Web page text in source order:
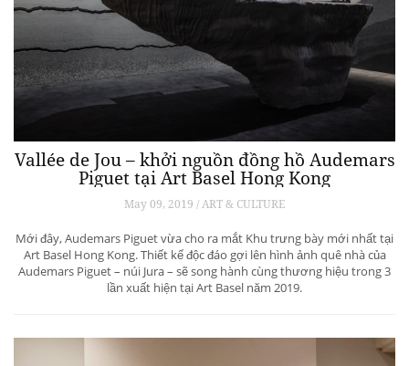
Vallée de Jou – khởi nguồn đồng hồ Audemars
Piguet tại Art Basel Hong Kong
May 09, 2019 / ART & CULTURE
Mới đây, Audemars Piguet vừa cho ra mắt Khu trưng bày mới nhất tại
Art Basel Hong Kong. Thiết kế độc đáo gợi lên hình ảnh quê nhà của
Audemars Piguet – núi Jura – sẽ song hành cùng thương hiệu trong 3
lần xuất hiện tại Art Basel năm 2019.